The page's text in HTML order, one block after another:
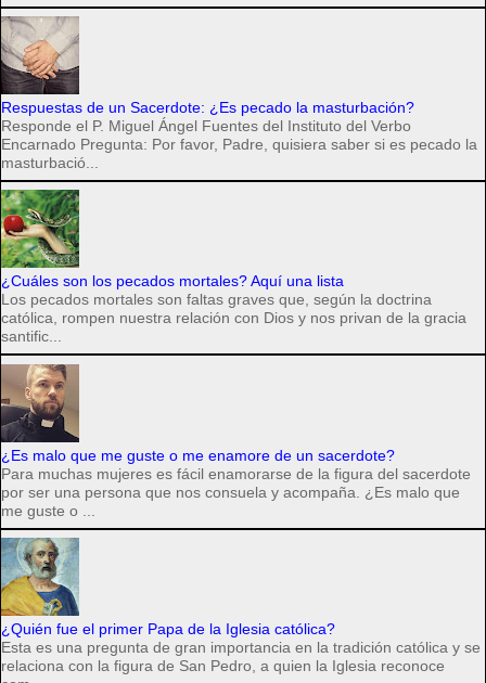
Respuestas de un Sacerdote: ¿Es pecado la masturbación?
Responde el P. Miguel Ángel Fuentes del Instituto del Verbo
Encarnado Pregunta: Por favor, Padre, quisiera saber si es pecado la
masturbació...
¿Cuáles son los pecados mortales? Aquí una lista
Los pecados mortales son faltas graves que, según la doctrina
católica, rompen nuestra relación con Dios y nos privan de la gracia
santific...
¿Es malo que me guste o me enamore de un sacerdote?
Para muchas mujeres es fácil enamorarse de la figura del sacerdote
por ser una persona que nos consuela y acompaña. ¿Es malo que
me guste o ...
¿Quién fue el primer Papa de la Iglesia católica?
Esta es una pregunta de gran importancia en la tradición católica y se
relaciona con la figura de San Pedro, a quien la Iglesia reconoce